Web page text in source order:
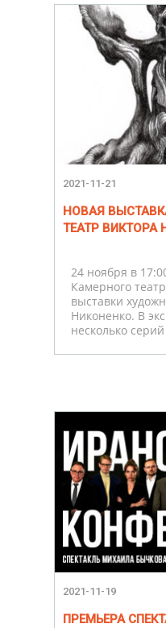
2021-11-21
НОВАЯ
ТЕАТР ВИКТОРА
24 ноября в
Камерного
выставки
Никоненко. В
несколько
2021-11-19
ПРЕМЬЕРА